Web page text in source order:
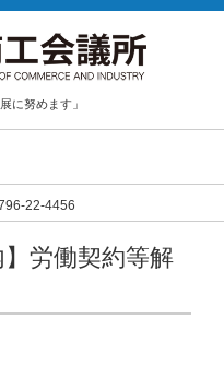
に努めます」
22-4456
労働契約等解